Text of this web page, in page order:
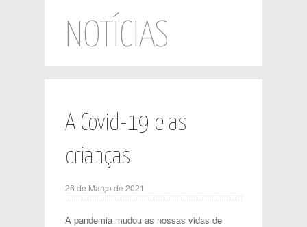
NOTÍCIAS
A Covid-19 e as
crianças
26 de Março de 2021
A pandemia mudou as nossas vidas de